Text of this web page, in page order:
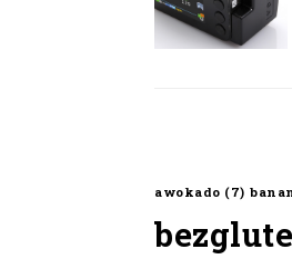
awokado (7)